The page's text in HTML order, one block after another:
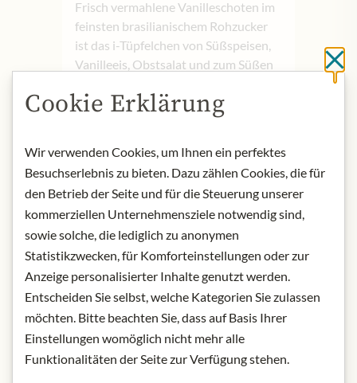
Frisch vermahlene Vanilleschoten im
feinsten brasilianischem Rohzucker
ist das i-Tüpfelchen von Süßspeisen,
Vanilleeis, Obstsalat und zum Süßen
Produktbezeichnung: Brasilianischer
Rohrzucker mit Vanille.Herkunft:
Nettofüllmenge: 150
gAufbewahrung: Kühl und trocken
lagern.
Kontakt: Greenplan Products,
Iserstraße 8, 14513 Teltow,
Deutschland.
* Wir bitten um Verständnis, dass das
ZUTATEN & ALLERGENE
Cookie Erklärung
Wir verwenden Cookies, um Ihnen ein perfektes
Besuchserlebnis zu bieten. Dazu zählen Cookies, die für
den Betrieb der Seite und für die Steuerung unserer
kommerziellen Unternehmensziele notwendig sind,
sowie solche, die lediglich zu anonymen
Statistikzwecken, für Komforteinstellungen oder zur
Anzeige personalisierter Inhalte genutzt werden.
Entscheiden Sie selbst, welche Kategorien Sie zulassen
möchten. Bitte beachten Sie, dass auf Basis Ihrer
Einstellungen womöglich nicht mehr alle
Funktionalitäten der Seite zur Verfügung stehen.